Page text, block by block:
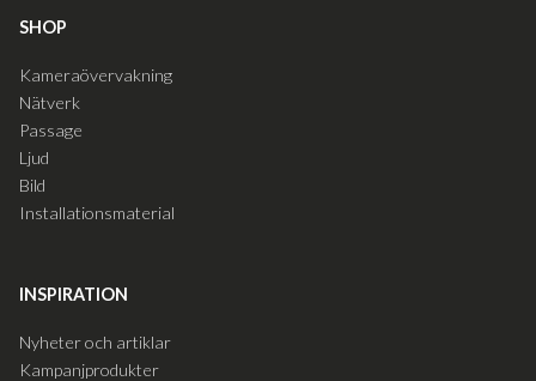
SHOP
Kameraövervakning
Nätverk
Passage
Ljud
Bild
Installationsmaterial
INSPIRATION
Nyheter och artiklar
Kampanjprodukter